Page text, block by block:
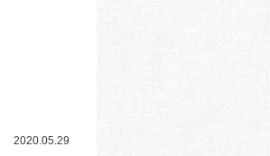
2020.05.29